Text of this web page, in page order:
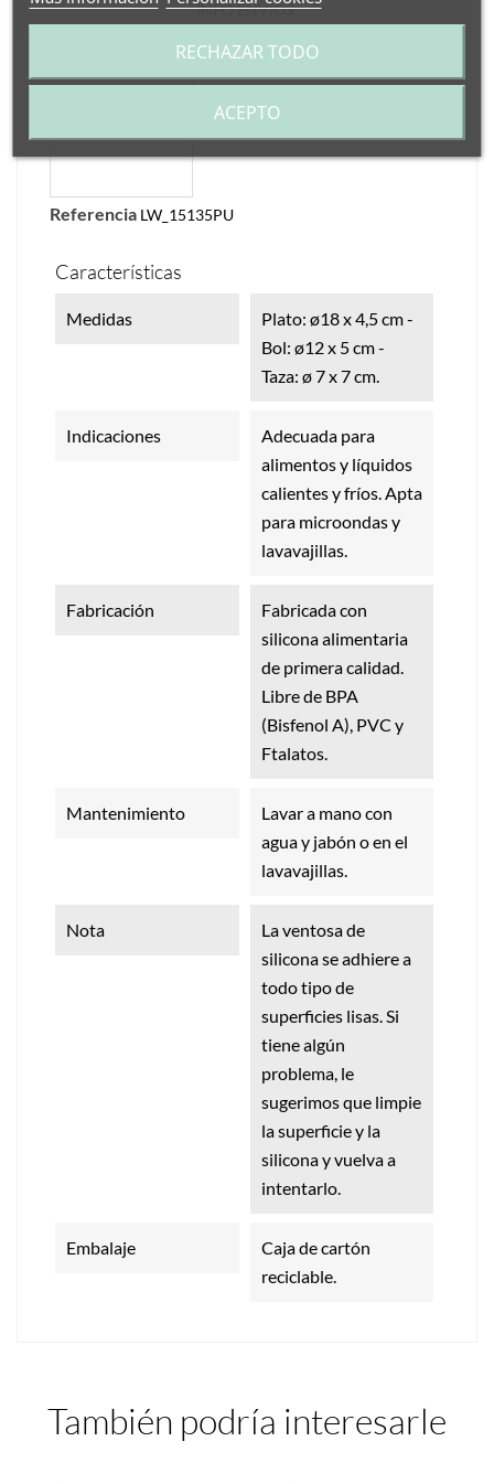
INFO ENVÍOS
Referencia LW_15135PU
Características
Medidas
Plato: ø18 x 4,5 cm -
Bol: ø12 x 5 cm -
Taza: ø 7 x 7 cm.
Indicaciones
Adecuada para
alimentos y líquidos
calientes y fríos. Apta
para microondas y
lavavajillas.
Fabricación
Fabricada con
silicona alimentaria
de primera calidad.
Libre de BPA
(Bisfenol A), PVC y
Ftalatos.
Mantenimiento
Lavar a mano con
agua y jabón o en el
lavavajillas.
Nota
La ventosa de
silicona se adhiere a
todo tipo de
superficies lisas. Si
tiene algún
problema, le
sugerimos que limpie
la superficie y la
silicona y vuelva a
intentarlo.
Embalaje
Caja de cartón
reciclable.
También podría interesarle
RECHAZAR TODO
ACEPTO